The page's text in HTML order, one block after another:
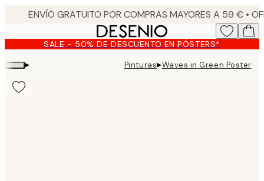
content.SALE - 50% DE DESCUENTO EN PÓSTERS*
▸ Pinturas▸Waves in Green Poster